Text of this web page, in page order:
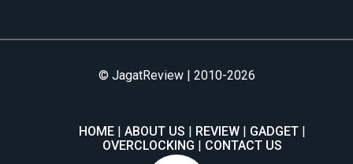
© JagatReview | 2010-2026
HOME ABOUT US REVIEW
GADGET
OVERCLOCKING
CONTACT US